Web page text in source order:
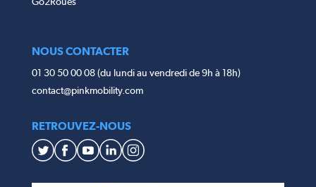
NOUS CONTACTER
01 30 50 00 08 (du lundi au vendredi de 9h à 18h)
contact@pinkmobility.com
RETROUVEZ-NOUS